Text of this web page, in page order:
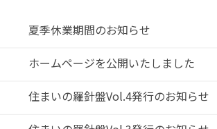
夏季休業期間のお知らせ
ホームページを公開いたしました
住まいの羅針盤Vol.4発行のお知らせ